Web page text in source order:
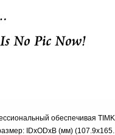
обеспечивая
IDxODxB (мм)